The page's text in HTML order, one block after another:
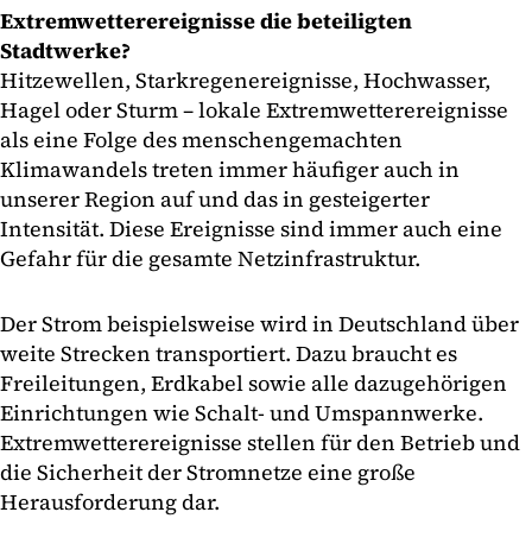
Extremwetterereignisse die beteiligten
Stadtwerke?
Hitzewellen, Starkregenereignisse, Hochwasser,
Hagel oder Sturm – lokale Extremwetterereignisse
als eine Folge des menschengemachten
Klimawandels treten immer häufiger auch in
unserer Region auf und das in gesteigerter
Intensität. Diese Ereignisse sind immer auch eine
Gefahr für die gesamte Netzinfrastruktur.
Der Strom beispielsweise wird in Deutschland über
weite Strecken transportiert. Dazu braucht es
Freileitungen, Erdkabel sowie alle dazugehörigen
Einrichtungen wie Schalt- und Umspannwerke.
Extremwetterereignisse stellen für den Betrieb und
die Sicherheit der Stromnetze eine große
Herausforderung dar.